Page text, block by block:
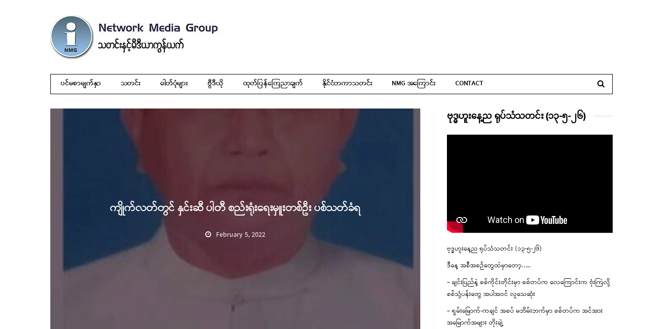
ပင်မစာမျက်နှာ သတင်း ဓါတ်ပုံများ ဗွီဒီယို ထုတ်ပြန်ကြေညာချက် နိုင်ငံတကာသတင်း NMG အကြောင်း CONTACT
ကျိုက်လတ်တွင် နှင်းဆီ ပါတီ စည်းရုံးရေးမှူးတစ်ဦး ပစ်သတ်ခံရ
February 5, 2022
ဗုဒ္ဓဟူးနေ့ည ရုပ်သံသတင်း (၁၃-၅-၂၆)
ဗုဒ္ဓဟူးနေ့ည ရုပ်သံသတင်း (၁၃-၅-၂၆)
ဒီနေ့ အစီအစဉ်တွေထဲမှာတော့…..
– ချင်းပြည်နဲ့ စစ်ကိုင်းတိုင်းမှာ စစ်တပ်က လေကြောင်းက ဗုံးကြဲလို့
စစ်သုံ့ပန်းတွေ အပါအဝင် လူသေဆုံး
– ရှမ်းမြောက်-ကချင် အစပ် မဘိမ်းဘက်မှာ စစ်တပ်က အင်အား
အမြောက်အများ တိုးချဲ့